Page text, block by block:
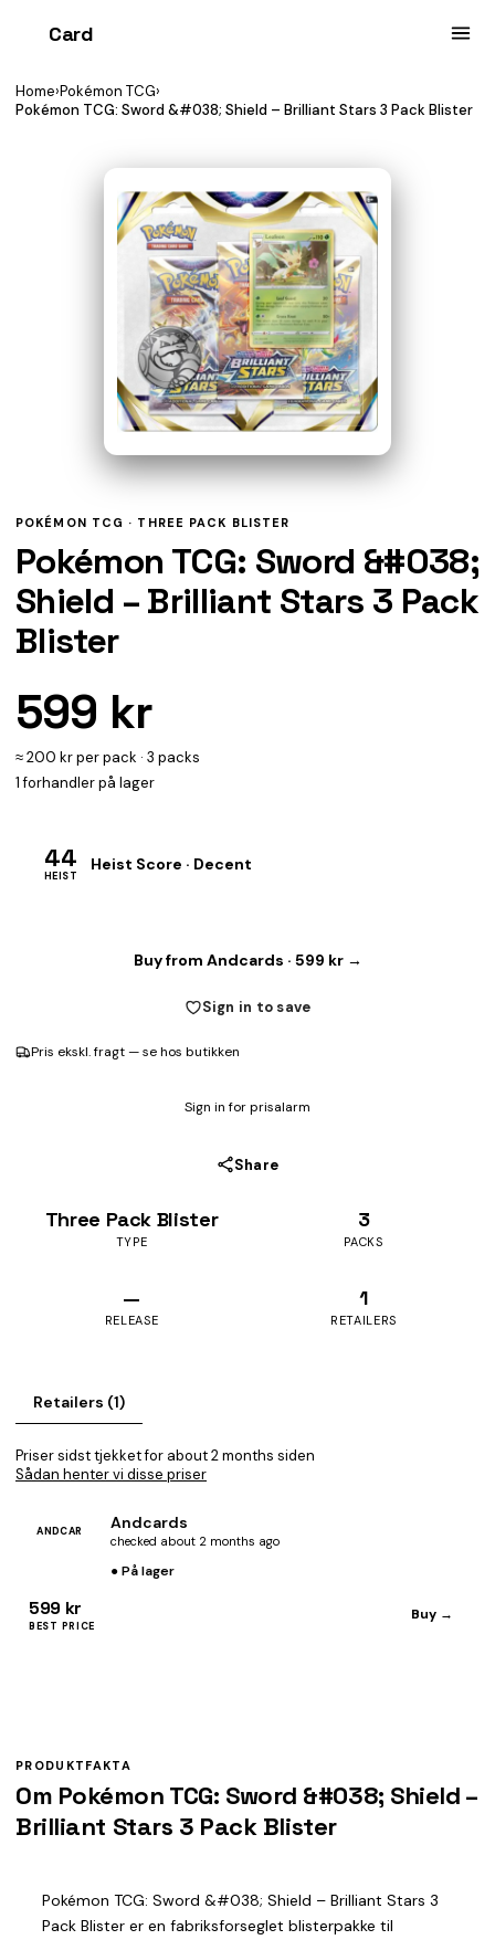
Card
Home›Pokémon TCG›
Pokémon TCG: Sword &#038; Shield – Brilliant Stars 3 Pack Blister
POKÉMON TCG · THREE PACK BLISTER
Pokémon TCG: Sword &#038;
Shield – Brilliant Stars 3 Pack
Blister
599 kr
≈ 200 kr per pack · 3 packs
1 forhandler på lager
44
HEIST
Heist Score · Decent
Buy from Andcards · 599 kr →
Sign in to save
Pris ekskl. fragt — se hos butikken
Sign in for prisalarm
Share
Three Pack Blister
TYPE
3
PACKS
—
RELEASE
1
RETAILERS
Retailers (1)
Priser sidst tjekket for about 2 months siden
Sådan henter vi disse priser
ANDCAR Andcards
checked about 2 months ago
● På lager
599 kr
BEST PRICE
Buy →
PRODUKTFAKTA
Om Pokémon TCG: Sword &#038; Shield –
Brilliant Stars 3 Pack Blister
Pokémon TCG: Sword &#038; Shield – Brilliant Stars 3
Pack Blister er en fabriksforseglet blisterpakke til